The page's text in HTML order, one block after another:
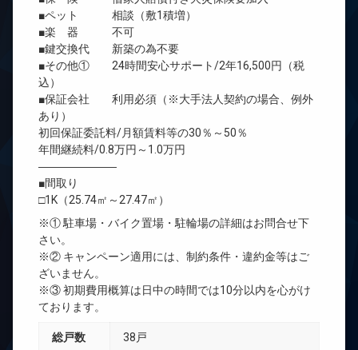
■ペット 相談（敷1積増）
■楽 器 不可
■鍵交換代 新築の為不要
■その他① 24時間安心サポート/2年16,500円（税
込）
■保証会社 利用必須（※大手法人契約の場合、例外
あり）
初回保証委託料/月額賃料等の30％～50％
年間継続料/0.8万円～1.0万円
―――――――
■間取り
□1K（25.74㎡～27.47㎡）
※① 駐車場・バイク置場・駐輪場の詳細はお問合せ下
さい。
※② キャンペーン適用には、制約条件・違約金等はご
ざいません。
※③ 初期費用概算は日中の時間では10分以内を心がけ
ております。
総戸数 38戸